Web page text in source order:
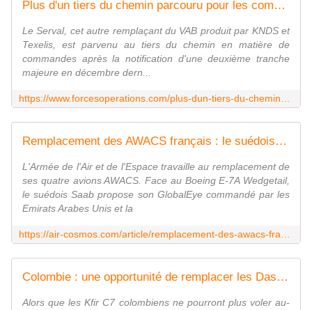
Plus d'un tiers du chemin parcouru pour les commandes de Serval - FOB - Forces Operations Blog
Le Serval, cet autre remplaçant du VAB produit par KNDS et
Texelis, est parvenu au tiers du chemin en matière de
commandes après la notification d'une deuxième tranche
majeure en décembre dern...
Remplacement des AWACS français : le suédois Saab pousse son GlobalEye
L'Armée de l'Air et de l'Espace travaille au remplacement de
ses quatre avions AWACS. Face au Boeing E-7A Wedgetail,
le suédois Saab propose son GlobalEye commandé par les
Emirats Arabes Unis et la
Colombie : une opportunité de remplacer les Dassault Rafale M de la Marine les plus anciens ?
Alors que les Kfir C7 colombiens ne pourront plus voler au-